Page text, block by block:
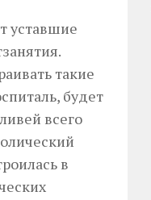
уставшие
такие
будет
всего
в